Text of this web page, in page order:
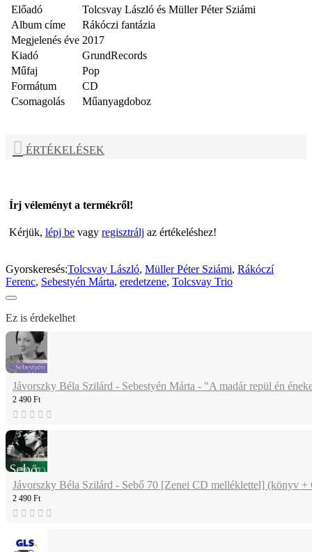
Előadó
Tolcsvay László és Müller Péter Sziámi
Album címe
Rákóczi fantázia
Megjelenés éve 2017
Kiadó
GrundRecords
Műfaj
Pop
Formátum
CD
Csomagolás
Műanyagdoboz
ÉRTÉKELÉSEK
Írj véleményt a termékről!
Kérjük, lépj be vagy regisztrálj az értékeléshez!
Gyorskeresés:Tolcsvay László, Müller Péter Sziámi, Rákóczí
Ferenc, Sebestyén Márta, eredetzene, Tolcsvay Trio
Ez is érdekelhet
Jávorszky Béla Szilárd - Sebestyén Márta - "A madár repül én
2 490 Ft
Jávorszky Béla Szilárd - Sebő 70 [Zenei CD melléklettel] (könyv +
2 490 Ft